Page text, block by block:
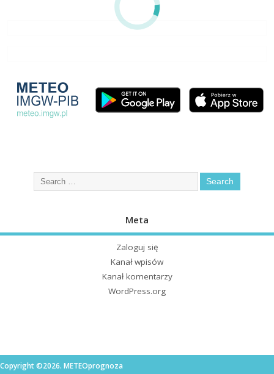
Meta
Zaloguj się
Kanał wpisów
Kanał komentarzy
WordPress.org
Copyright ©2026. METEOprognoza